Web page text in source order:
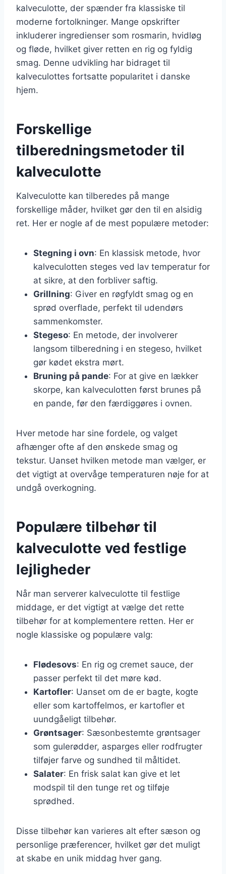
kalveculotte, der spænder fra klassiske til
moderne fortolkninger. Mange opskrifter
inkluderer ingredienser som rosmarin, hvidløg
og fløde, hvilket giver retten en rig og fyldig
smag. Denne udvikling har bidraget til
kalveculottes fortsatte popularitet i danske
hjem.
Forskellige
tilberedningsmetoder til
kalveculotte
Kalveculotte kan tilberedes på mange
forskellige måder, hvilket gør den til en alsidig
ret. Her er nogle af de mest populære metoder:
Stegning i ovn: En klassisk metode, hvor
kalveculotten steges ved lav temperatur for
at sikre, at den forbliver saftig.
Grillning: Giver en røgfyldt smag og en
sprød overflade, perfekt til udendørs
sammenkomster.
Stegeso: En metode, der involverer
langsom tilberedning i en stegeso, hvilket
gør kødet ekstra mørt.
Bruning på pande: For at give en lækker
skorpe, kan kalveculotten først brunes på
en pande, før den færdiggøres i ovnen.
Hver metode har sine fordele, og valget
afhænger ofte af den ønskede smag og
tekstur. Uanset hvilken metode man vælger, er
det vigtigt at overvåge temperaturen nøje for at
undgå overkogning.
Populære tilbehør til
kalveculotte ved festlige
lejligheder
Når man serverer kalveculotte til festlige
middage, er det vigtigt at vælge det rette
tilbehør for at komplementere retten. Her er
nogle klassiske og populære valg:
Flødesovs: En rig og cremet sauce, der
passer perfekt til det møre kød.
Kartofler: Uanset om de er bagte, kogte
eller som kartoffelmos, er kartofler et
uundgåeligt tilbehør.
Grøntsager: Sæsonbestemte grøntsager
som gulerødder, asparges eller rodfrugter
tilføjer farve og sundhed til måltidet.
Salater: En frisk salat kan give et let
modspil til den tunge ret og tilføje
sprødhed.
Disse tilbehør kan varieres alt efter sæson og
personlige præferencer, hvilket gør det muligt
at skabe en unik middag hver gang.